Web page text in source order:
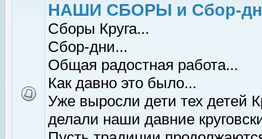
НАШИ СБОРЫ и Сбор-
Сборы Круга...
Сбор-дни...
Общая радостная работа...
Как давно это было...
Уже выросли дети тех детей
делали наши давние